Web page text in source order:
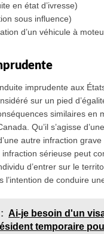
en état d’ivresse)
sous influence)
d’un véhicule à
imprudente aux
sur un pied
similaires en
Qu’il s’agisse
autre infraction grave
sérieuse peut
d’entrer sur le
l’intention de conduire
Ai-je besoin d'un
temporaire